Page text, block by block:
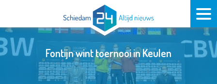
Fontijn wint toernooi in Keulen